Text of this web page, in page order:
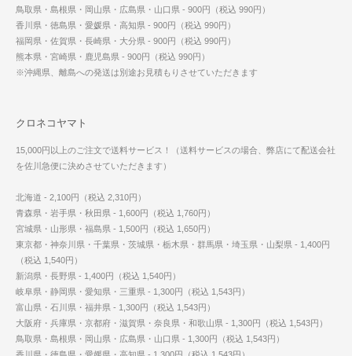
鳥取県・島根県・岡山県・広島県・山口県 - 900円（税込 990円）
香川県・徳島県・愛媛県・高知県 - 900円（税込 990円）
福岡県・佐賀県・長崎県・大分県 - 900円（税込 990円）
熊本県・宮崎県・鹿児島県 - 900円（税込 990円）
※沖縄県、離島への発送は別途お見積もりさせていただきます
クロネコヤマト
15,000円以上のご注文で送料サービス！（送料サービスの場合、弊店にて配送会社
を佐川急便に決めさせていただきます）
北海道 - 2,100円（税込 2,310円）
青森県・岩手県・秋田県 - 1,600円（税込 1,760円）
宮城県・山形県・福島県 - 1,500円（税込 1,650円）
東京都・神奈川県・千葉県・茨城県・栃木県・群馬県・埼玉県・山梨県 - 1,400円
（税込 1,540円）
新潟県・長野県 - 1,400円（税込 1,540円）
岐阜県・静岡県・愛知県・三重県 - 1,300円（税込 1,543円）
富山県・石川県・福井県 - 1,300円（税込 1,543円）
大阪府・兵庫県・京都府・滋賀県・奈良県・和歌山県 - 1,300円（税込 1,543円）
鳥取県・島根県・岡山県・広島県・山口県 - 1,300円（税込 1,543円）